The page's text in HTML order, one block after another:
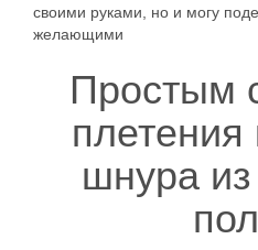
своими руками, но и могу
желающими
Простым
плетения
шнура